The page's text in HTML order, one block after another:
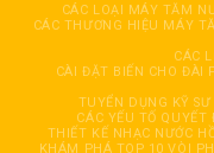
CÁC LOẠI MÁY TĂM
CÁC THƯƠNG HIỆU MÁY
CÁC
CÀI ĐẶT BIẾN CHO ĐÀI
TUYỂN DỤNG KỸ
CÁC YẾU TỐ
THIẾT KẾ NHẠC NƯỚC
KHÁM PHÁ TOP 10 VÒI